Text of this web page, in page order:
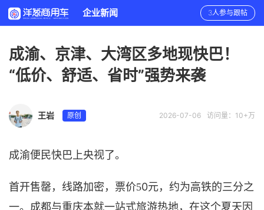
企业新闻 3人参与跟帖
成渝、京津、大湾区多地现快巴！
“低价、舒适、省时”强势来袭
访问量：10+万
2026-07-06
王岩 原创
成渝便民快巴上央视了。
首开售罄，线路加密，票价50元，约为高铁的三分之
一。成都与重庆本就一站式旅游热地，在这个夏天因